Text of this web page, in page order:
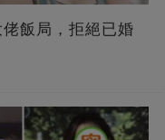
飯局，拒絕已婚